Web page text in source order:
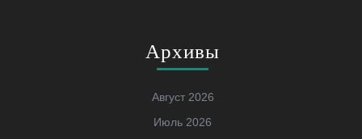
Архивы
Август 2026
Июль 2026